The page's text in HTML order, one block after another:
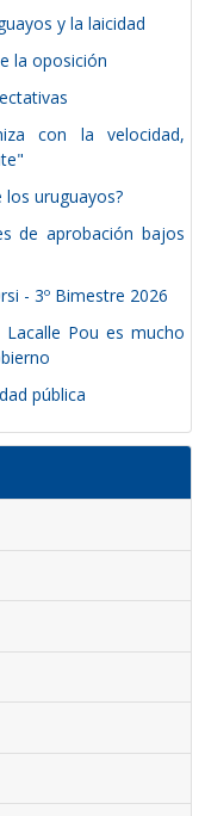
y la laicidad
la oposición
con la velocidad,
los uruguayos?
de aprobación bajos
- 3º Bimestre 2026
Pou es mucho
pública